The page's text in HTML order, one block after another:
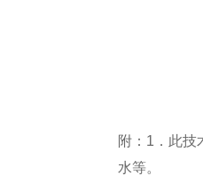
附： 1 ．此
水等。